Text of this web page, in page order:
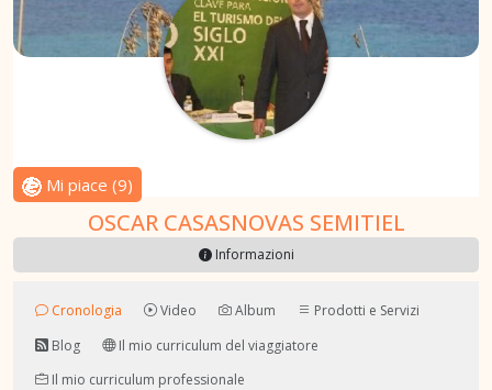
Mi piace (9)
OSCAR CASASNOVAS SEMITIEL
Informazioni
Cronologia Video Album
Prodotti e Servizi
Blog
Il mio curriculum del viaggiatore
Il mio curriculum professionale